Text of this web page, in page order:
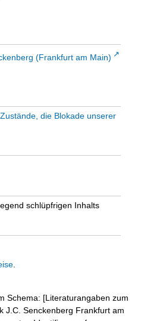
(Frankfurt am Main)
die Blokade unserer
schlüpfrigen Inhalts
Schema: [Literaturangaben zum
J.C. Senckenberg Frankfurt am